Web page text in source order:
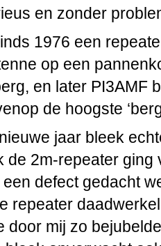
en zonder
1976 een
op een
en later PI3AMF
de hoogste
jaar bleek
de 2m-repeater ging
defect gedacht
repeater
door mij zo